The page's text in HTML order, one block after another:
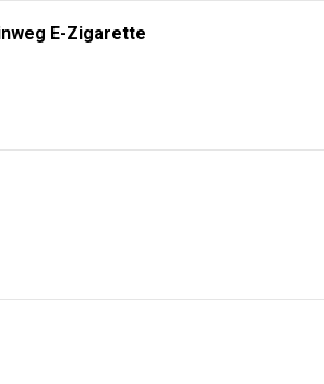
E-Zigarette